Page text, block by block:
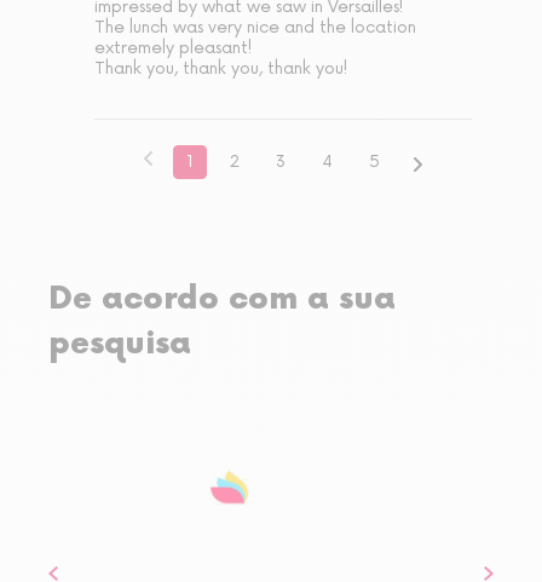
impressed by what we saw in Versailles!
The lunch was very nice and the location
extremely pleasant!
Thank you, thank you, thank you!
1 2 3 4 5
De acordo com a sua
pesquisa